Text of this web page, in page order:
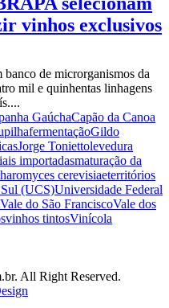
vinhos exclusivos
de microrganismos da
mil e quinhentas linhagens
GaúchaCapão da Canoa
fermentaçãoGildo
Jorge Toniettolevedura
importadasmaturação da
cerevisiaeterritórios
(UCS)Universidade Federal
Vale do São FranciscoVale dos
vinhos tintosVinícola
All Right Reserved.